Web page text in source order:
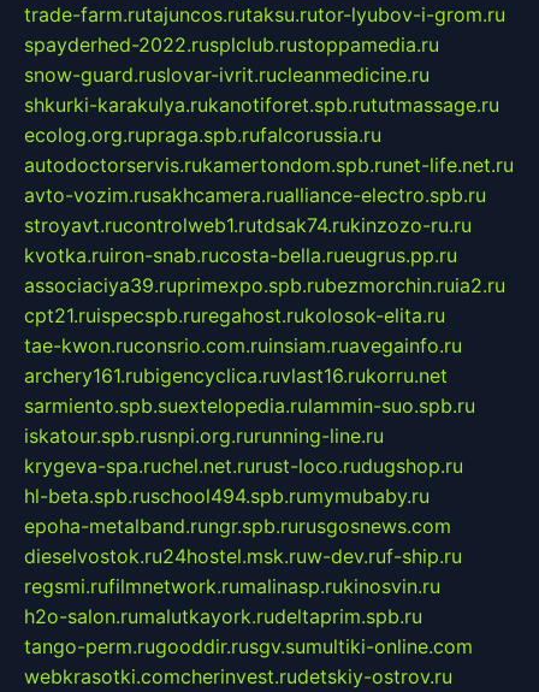
trade-farm.rutajuncos.rutaksu.rutor-lyubov-i-grom.ru
spayderhed-2022.rusplclub.rustoppamedia.ru
snow-guard.ruslovar-ivrit.rucleanmedicine.ru
shkurki-karakulya.rukanotiforet.spb.rututmassage.ru
ecolog.org.rupraga.spb.rufalcorussia.ru
autodoctorservis.rukamertondom.spb.runet-life.net.ru
avto-vozim.rusakhcamera.rualliance-electro.spb.ru
stroyavt.rucontrolweb1.rutdsak74.rukinzozo-ru.ru
kvotka.ruiron-snab.rucosta-bella.rueugrus.pp.ru
associaciya39.ruprimexpo.spb.rubezmorchin.ruia2.ru
cpt21.ruispecspb.ruregahost.rukolosok-elita.ru
tae-kwon.ruconsrio.com.ruinsiam.ruavegainfo.ru
archery161.rubigencyclica.ruvlast16.rukorru.net
sarmiento.spb.suextelopedia.rulammin-suo.spb.ru
iskatour.spb.rusnpi.org.rurunning-line.ru
krygeva-spa.ruchel.net.rurust-loco.rudugshop.ru
hl-beta.spb.ruschool494.spb.rumymubaby.ru
epoha-metalband.rungr.spb.rurusgosnews.com
dieselvostok.ru24hostel.msk.ruw-dev.ruf-ship.ru
regsmi.rufilmnetwork.rumalinasp.rukinosvin.ru
h2o-salon.rumalutkayork.rudeltaprim.spb.ru
tango-perm.rugooddir.rusgv.sumultiki-online.com
webkrasotki.comcherinvest.rudetskiy-ostrov.ru